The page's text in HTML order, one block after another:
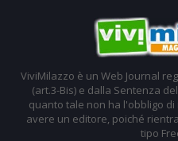
ViviMilazzo è un Web Journal
(art.3-Bis) e dalla Sentenza
quanto tale non ha l'obbligo
avere un editore, poiché
tipo